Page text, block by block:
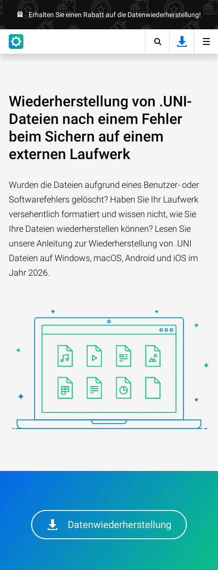
Erhalten Sie einen Rabatt auf die Datenwiederherstellung!
Wiederherstellung von .UNI-
Dateien nach einem Fehler
beim Sichern auf einem
externen Laufwerk
Wurden die Dateien aufgrund eines Benutzer- oder
Softwarefehlers gelöscht? Haben Sie Ihr Laufwerk
versehentlich formatiert und wissen nicht, wie Sie
Ihre Dateien wiederherstellen können? Lesen Sie
unsere Anleitung zur Wiederherstellung von .UNI
Dateien auf Windows, macOS, Android und iOS im
Jahr 2026.
Datenwiederherstellung